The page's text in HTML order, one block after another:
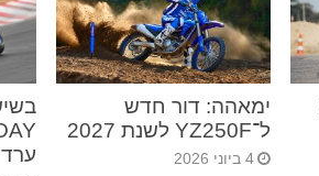
ימאהה: דור חדש
ל־YZ250F לשנת 2027
4 ביוני 2026
ערד